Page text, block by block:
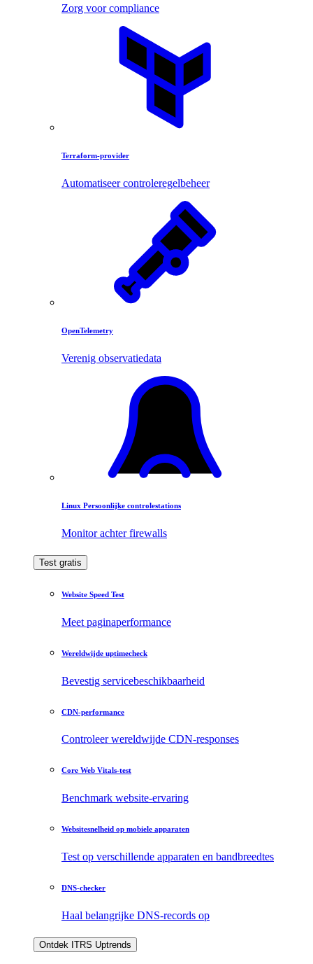
Zorg voor compliance
Terraform-provider
Automatiseer controleregelbeheer
OpenTelemetry
Verenig observatiedata
Linux Persoonlijke controlestations
Monitor achter firewalls
Test gratis
Website Speed Test
Meet paginaperformance
Wereldwijde uptimecheck
Bevestig servicebeschikbaarheid
CDN-performance
Controleer wereldwijde CDN-responses
Core Web Vitals-test
Benchmark website-ervaring
Websitesnelheid op mobiele apparaten
Test op verschillende apparaten en bandbreedtes
DNS-checker
Haal belangrijke DNS-records op
Ontdek ITRS Uptrends